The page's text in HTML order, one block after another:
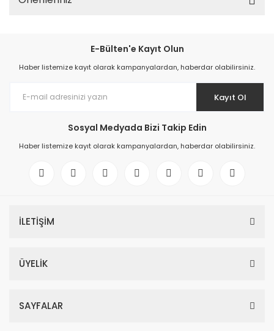
E-Bülten'e Kayıt Olun
Haber listemize kayıt olarak kampanyalardan, haberdar olabilirsiniz.
Kayıt Ol
Sosyal Medyada Bizi Takip Edin
Haber listemize kayıt olarak kampanyalardan, haberdar olabilirsiniz.
İLETİŞİM
ÜYELİK
SAYFALAR